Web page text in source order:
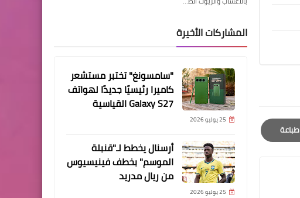
طباعة
Print
المشاركات الأخيرة
"سامسونغ" تختبر مستشعر
كاميرا رئيسيًا جديدًا لهواتف
Galaxy S27 القياسية
25 يوليو 2026
أرسنال يخطط لـ"قنبلة
الموسم" بخطف فينيسيوس
من ريال مدريد
25 يوليو 2026